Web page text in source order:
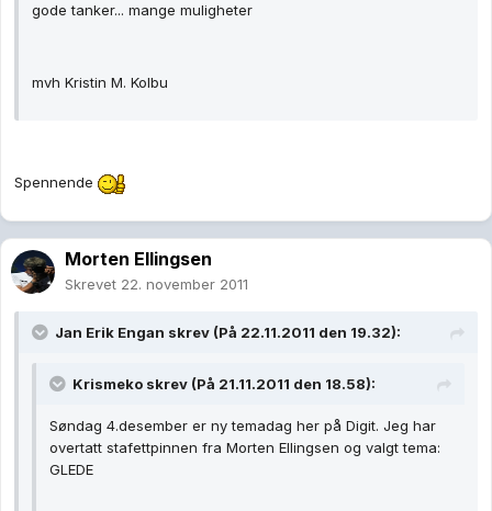
gode tanker... mange muligheter
mvh Kristin M. Kolbu
Spennende
Morten Ellingsen
Skrevet 22. november 2011
Jan Erik Engan skrev (På 22.11.2011 den 19.32):
Krismeko skrev (På 21.11.2011 den 18.58):
Søndag 4.desember er ny temadag her på Digit. Jeg har
overtatt stafettpinnen fra Morten Ellingsen og valgt tema:
GLEDE